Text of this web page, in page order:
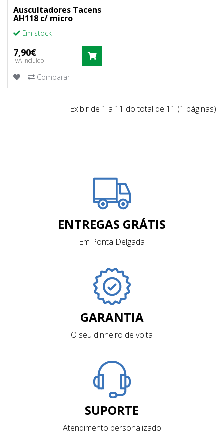
Auscultadores Tacens
AH118 c/ micro
Em stock
7,90€
IVA Incluído COMPRAR
Comparar
Exibir de 1 a 11 do total de 11 (1 páginas)
ENTREGAS GRÁTIS
Em Ponta Delgada
GARANTIA
O seu dinheiro de volta
SUPORTE
Atendimento personalizado